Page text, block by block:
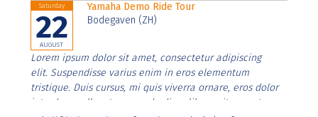
Saturday
22
AUGUST
Yamaha Demo Ride Tour
Bodegaven (ZH)
Lorem ipsum dolor sit amet, consectetur adipiscing
elit. Suspendisse varius enim in eros elementum
tristique. Duis cursus, mi quis viverra ornare, eros dolor
interdum nulla, ut commodo diam libero vitae erat.